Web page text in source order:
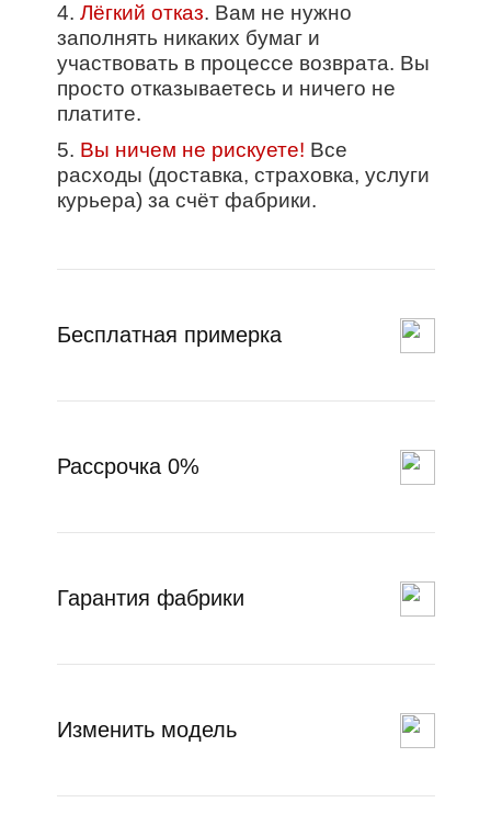
4. Лёгкий отказ. Вам не нужно
заполнять никаких бумаг и
участвовать в процессе возврата. Вы
просто отказываетесь и ничего не
платите.
5. Вы ничем не рискуете! Все
расходы (доставка, страховка, услуги
курьера) за счёт фабрики.
Бесплатная примерка
Рассрочка 0%
Гарантия фабрики
Изменить модель